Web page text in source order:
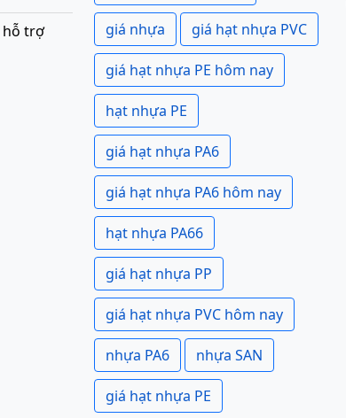
hỗ trợ
giá nhựa giá hạt nhựa PVC
giá hạt nhựa PE hôm nay
hạt nhựa PE
giá hạt nhựa PA6
giá hạt nhựa PA6 hôm nay
hạt nhựa PA66
giá hạt nhựa PP
giá hạt nhựa PVC hôm nay
nhựa PA6 nhựa SAN
giá hạt nhựa PE